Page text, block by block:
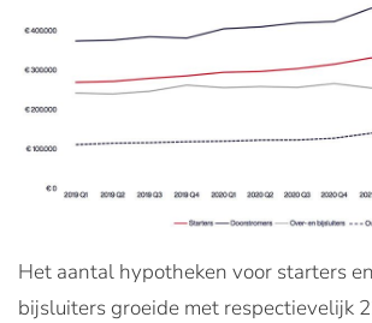
Het aantal hypotheken voor starters
bijsluiters groeide met respectievelijk